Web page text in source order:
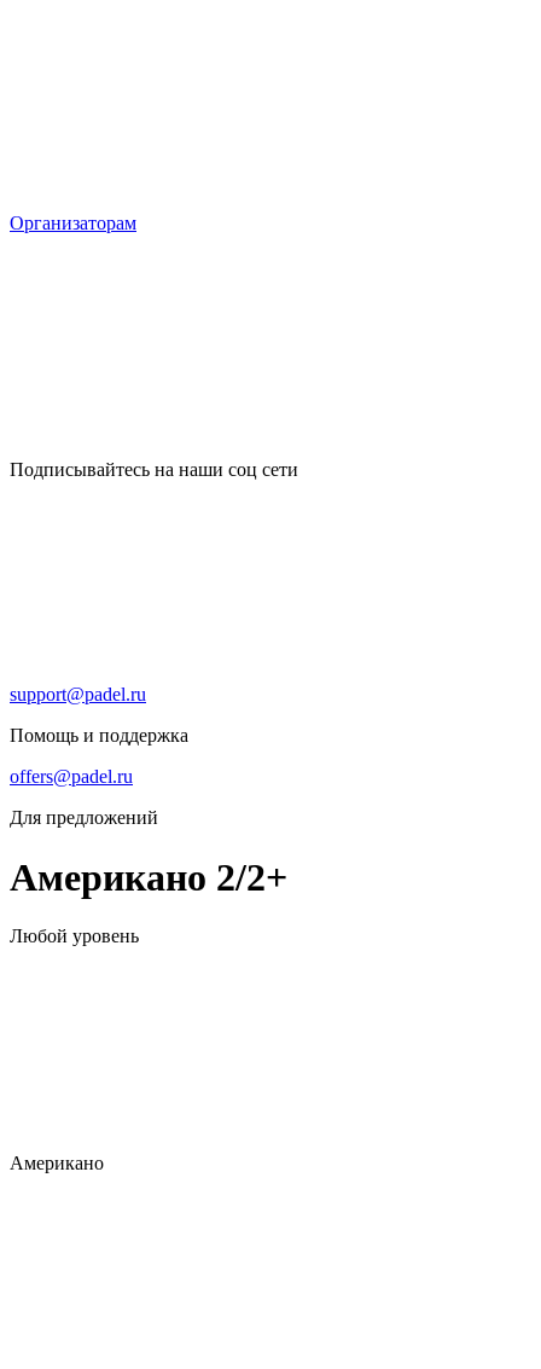
Организаторам
Подписывайтесь на наши соц сети
support@padel.ru
Помощь и поддержка
offers@padel.ru
Для предложений
Американо 2/2+
Любой уровень
Американо